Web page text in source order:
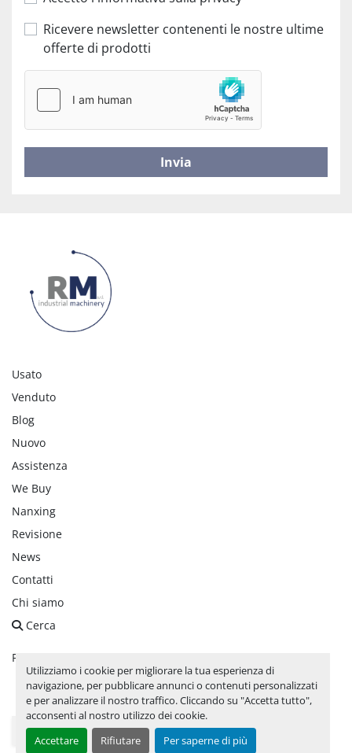
Utilizziamo i cookie per migliorare la tua esperienza di
navigazione, per pubblicare annunci o contenuti personalizzati
e per analizzare il nostro traffico. Cliccando su "Accetta tutto",
acconsenti al nostro utilizzo dei cookie.
Accettare
Rifiutare Per saperne di più
Ricevere newsletter contenenti le nostre ultime
offerte di prodotti
Invia
Usato
Venduto
Blog
Nuovo
Assistenza
We Buy
Nanxing
Revisione
News
Contatti
Chi siamo
Cerca
Personalizza le preferenze sui Cookies
facebook
linkedininstagram
whatsapp
youtube
Seleziona la lingua